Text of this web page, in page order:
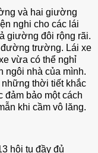
và hai giường
nghi cho các lái
giường đôi rộng rãi.
đường trường. Lái xe
vừa có thể nghỉ
ngôi nhà của mình.
thời tiết khắc
đảm bảo một cách
khi cầm vô lăng.
hội tụ đầy đủ